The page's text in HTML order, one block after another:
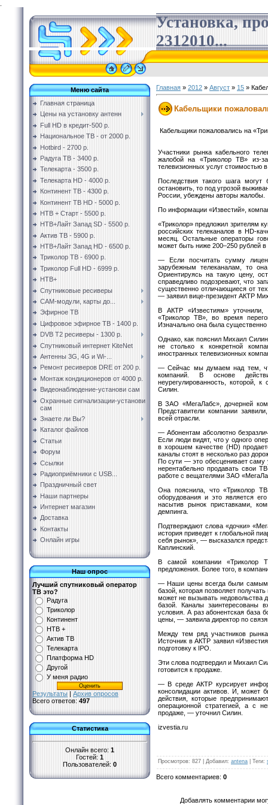
Установка,
2312010...
Меню сайта
Главная страница
Цены на установку антенн
Full HD в кредит-500 р.
Национальное ТВ - от 2000 р.
Hotbird - 2700 р.
Радуга ТВ - 3400 р.
Телекарта - 3500 р.
Телекарта HD - 4000 р.
Континент ТВ - 4300 р.
Континент ТВ HD - 5000 р.
НТВ + Старт - 5500 р.
НТВ+Лайт Запад SD - 5500 р.
Актив ТВ - 5900 р.
НТВ+Лайт Запад HD - 6500 р.
Триколор ТВ - 6900 р.
Триколор Full HD - 6999 р.
НТВ+
Спутниковые ресиверы
CAM-модули, карты до...
Эфирное ТВ
Цифровое эфирное ТВ - 1400 р.
DVB T2 ресиверы - 1300 р.
Спутниковый интернет KiteNet
Антенны 3G, 4G и Wi-...
Ремонт ресиверов DRE от 200 р.
Монтаж кондиционеров от 4000 р.
Видеонаблюдение-установи сам
Охранные сигнализации-установи
сам
Знаете ли Вы?
Каталог файлов
Статьи
Форум
Ссылки
Радиоприёмники с USB...
Праздничный свет
Наши партнеры
Интернет магазин
Доставка
Контакты
Онлайн игры
Наш опрос
Лучший спутниковый оператор
ТВ это?
Радуга
Триколор
Континент
НТВ +
Актив ТВ
Телекарта
Платформа HD
Другой
У меня радио
Результаты | Архив опросов
Всего ответов: 497
Статистика
Онлайн всего: 1
Гостей: 1
Пользователей: 0
Главная » 2012 » Август » 15 »
Кабельщики
Кабельщики пожаловались на
Участники рынка кабельного
жалобой на «Триколор ТВ» из-
телевизионных услуг стоимостью
Последствия такого шага
остановить, то под угрозой
России, убеждены авторы жалобы.
По информации «Известий»,
«Триколор» предложил зрителям
российских телеканалов в HD-
месяц. Остальные операторы
может быть ниже 200–250 рублей
— Если посчитать сумму
зарубежным телеканалам, то
Ориентируясь на такую цену,
справедливо подозревают, что
существенно отличающиеся от
— заявил вице-президент АКТР
В АКТР «Известиям»
«Триколор ТВ», во время
Изначально она была
Однако, как пояснил Михаил
не столько к конкретной
иностранных телевизионных
— Сейчас мы думаем над тем,
компаний. В основе
неурегулированность, которой,
Силин.
В ЗАО «МегаЛабс», дочерней
Представители компании
всей отрасли.
— Абонентам абсолютно
Если люди видят, что у одного
в хорошем качестве (HD)
каналы стоят в несколько раз
По сути — это обесценивает саму
нерентабельно продавать свои
работе с вещателями ЗАО
Она пояснила, что «Триколор
оборудования и это является
насытив рынок приставками,
демпинга.
Подтверждают слова «дочки»
история приведет к глобальной
себя рынок», — высказался
Каплинский.
В самой компании «Триколор
предложения. Более того, в
— Наши цены всегда были
базой, которая позволяет
может не вызывать недовольства
базой. Каналы заинтересованы
условия. А раз абонентская база
цены, — заявила директор по
Между тем ряд участников
Источник в АКТР заявил
подготовку к IPO.
Эти слова подтвердил и Михаил
готовится к продаже.
— В среде АКТР курсирует
консолидации активов. И, может
действия, которые
операционной стратегией, а с
продаже, — уточнил Силин.
izvestia.ru
Просмотров: 827 Добавил: antena Теги:
Всего комментариев: 0
Добавлять комментарии